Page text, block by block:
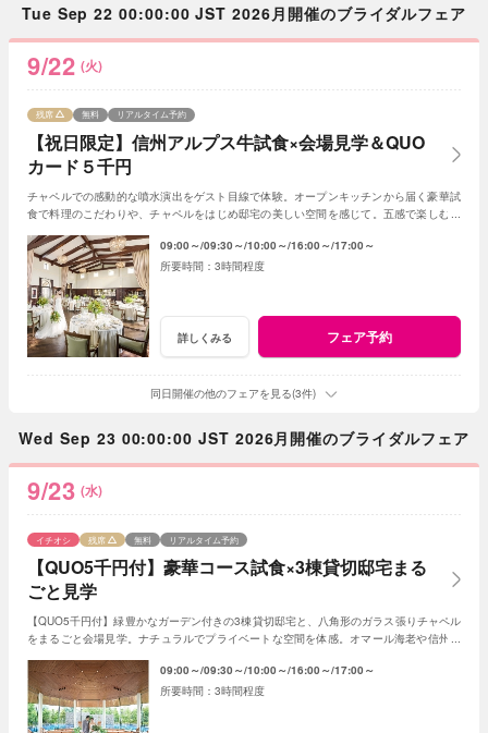
Tue Sep 22 00:00:00 JST 2026月開催のブライダルフェア
9/22 (火)
【祝日限定】信州アルプス牛試食×会場見学＆QUO
カード５千円
残席 無料 リアルタイム予約
チャペルでの感動的な噴水演出をゲスト目線で体験。オープンキッチンから届く豪華試
食で料理のこだわりや、チャペルをはじめ邸宅の美しい空間を感じて。五感で楽しむセ
09:00～ 09:30～ 10:00～ 16:00～ 17:00～
3時間程度
詳しくみる フェア予約
同日開催の他のフェアを見る(3件)
Wed Sep 23 00:00:00 JST 2026月開催のブライダルフェア
9/23 (水)
【QUO5千円付】豪華コース試食×3棟貸切邸宅まる
ごと見学
イチオシ 残席 無料 リアルタイム予約
【QUO5千円付】緑豊かなガーデン付きの3棟貸切邸宅と、八角形のガラス張りチャペル
をまるごと会場見学。ナチュラルでプライベートな空間を体感。オマール海老や信州ア
09:00～ 09:30～ 10:00～ 16:00～ 17:00～
3時間程度